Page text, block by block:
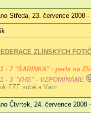
Středa, 23. července 2008 -
ZLÍNSKÝCH
- 7 "ŠARINKA" - perla na
- 3 "VHS" - VZPOMÍNÁME
FZF sobě a Vám
Čtvrtek, 24. července 2008